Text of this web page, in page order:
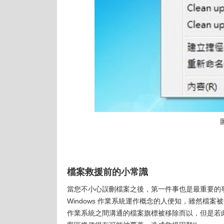
檔案救援前的小常識
當您不小心誤刪檔案之後，第一件事也是最重要
Windows 作業系統運作概念的人便知，雖然檔案
作業系統之間溝通的檔案旗標被移除而以，但是